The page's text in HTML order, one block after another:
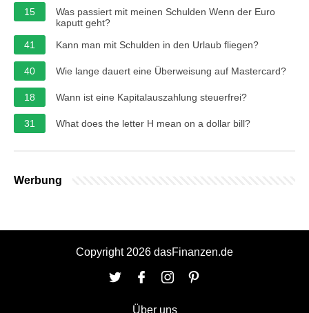
15
Was passiert mit meinen Schulden Wenn der Euro
kaputt geht?
41
Kann man mit Schulden in den Urlaub fliegen?
40 Wie lange dauert eine Überweisung auf Mastercard?
18 Wann ist eine Kapitalauszahlung steuerfrei?
31 What does the letter H mean on a dollar bill?
Werbung
Copyright 2026 dasFinanzen.de
Über uns